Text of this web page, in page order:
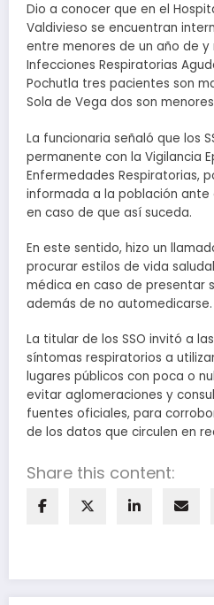
Dio a conocer que en el
Valdivieso se encuentran
entre menores de un año de
Infecciones Respiratorias
Pochutla tres pacientes son
Sola de Vega dos son
La funcionaria señaló que los
permanente con la Vigilancia
Enfermedades Respiratorias,
informada a la población ante
en caso de que así suceda.
En este sentido, hizo un
procurar estilos de vida
médica en caso de presentar
además de no automedicarse.
La titular de los SSO invitó a
síntomas respiratorios a
lugares públicos con poca o
evitar aglomeraciones y
fuentes oficiales, para
de los datos que circulen en
Share this content: